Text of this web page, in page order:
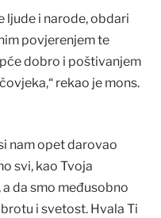
ljude i narode, obdari
povjerenjem te
dobro i poštivanjem
rekao je mons.
nam opet darovao
svi, kao Tvoja
da smo međusobno
i svetost. Hvala Ti